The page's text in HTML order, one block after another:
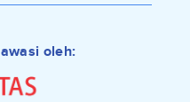
oleh: